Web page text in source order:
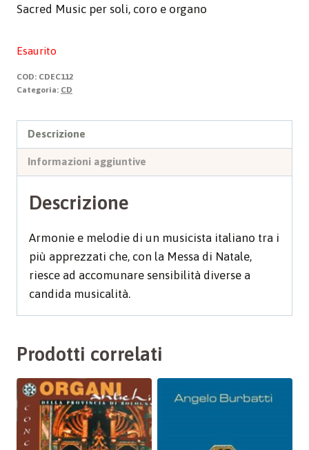
Sacred Music per soli, coro e organo
Esaurito
COD: CDEC112
Categoria: CD
Descrizione
Informazioni aggiuntive
Descrizione
Armonie e melodie di un musicista italiano tra i
più apprezzati che, con la Messa di Natale,
riesce ad accomunare sensibilità diverse a
candida musicalità.
Prodotti correlati